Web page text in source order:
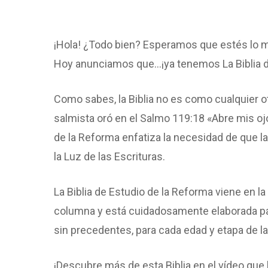
¡Hola! ¿Todo bien? Esperamos que estés
Hoy anunciamos que…¡ya tenemos La Biblia
Como sabes, la Biblia no es como cualquier
salmista oró en el Salmo 119:18 «Abre mis
de la Reforma enfatiza la necesidad de que
la Luz de las Escrituras.
La Biblia de Estudio de la Reforma viene en
columna y está cuidadosamente elaborada
sin precedentes, para cada edad y etapa de
¡Descubre más de esta Biblia en el vídeo